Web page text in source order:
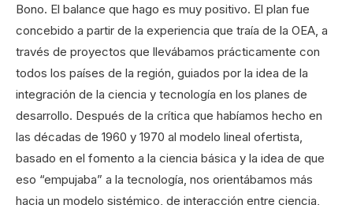
Bono. El balance que hago es muy positivo. El plan fue
concebido a partir de la experiencia que traía de la OEA, a
través de proyectos que llevábamos prácticamente con
todos los países de la región, guiados por la idea de la
integración de la ciencia y tecnología en los planes de
desarrollo. Después de la crítica que habíamos hecho en
las décadas de 1960 y 1970 al modelo lineal ofertista,
basado en el fomento a la ciencia básica y la idea de que
eso “empujaba” a la tecnología, nos orientábamos más
hacia un modelo sistémico, de interacción entre ciencia,